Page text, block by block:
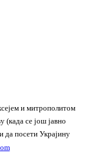
и митрополитом
се још јавно
да посети Украјину